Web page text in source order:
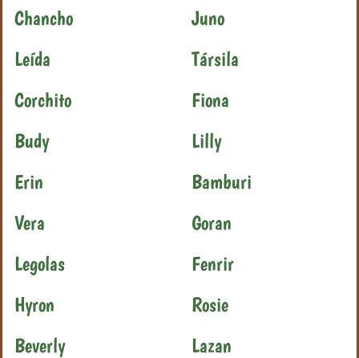
Chancho
Juno
Leída
Társila
Corchito
Fiona
Budy
Lilly
Erin
Bamburi
Vera
Goran
Legolas
Fenrir
Hyron
Rosie
Beverly
Lazan